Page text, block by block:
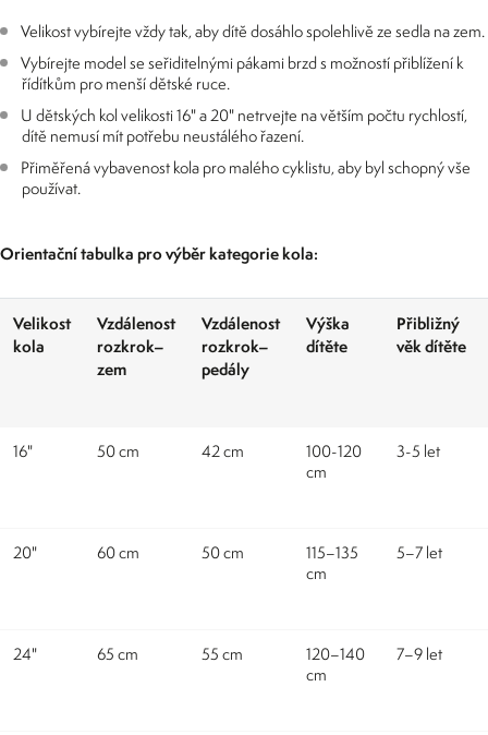
Velikost vybírejte vždy tak, aby dítě dosáhlo spolehlivě ze sedla na zem.
Vybírejte model se seřiditelnými pákami brzd s možností přiblížení k
řídítkům pro menší dětské ruce.
U dětských kol velikosti 16" a 20" netrvejte na větším počtu rychlostí,
dítě nemusí mít potřebu neustálého řazení.
Přiměřená vybavenost kola pro malého cyklistu, aby byl schopný vše
používat.
Orientační tabulka pro výběr kategorie kola:
Velikost
kola
Vzdálenost
rozkrok–
zem
Vzdálenost
rozkrok–
pedály
Výška
dítěte
Přibližný
věk dítěte
16" 50 cm 42 cm
100-120
cm
3-5 let
20" 60 cm 50 cm
115–135
cm
5–7 let
24" 65 cm 55 cm
120–140
cm
7–9 let